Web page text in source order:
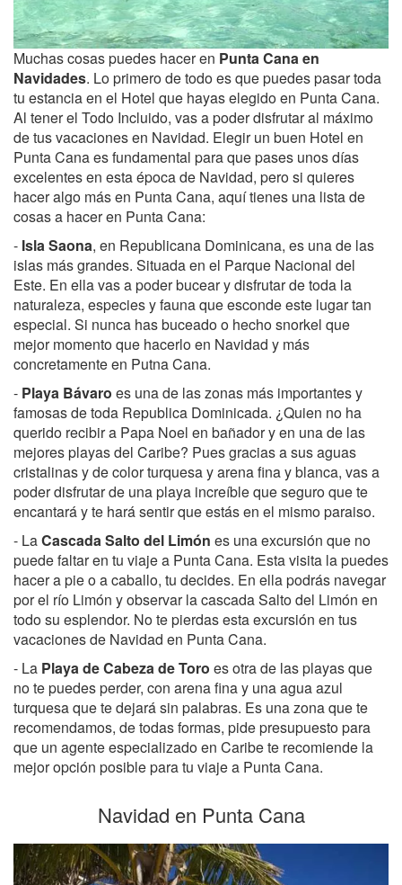
Muchas cosas puedes hacer en Punta Cana en
Navidades. Lo primero de todo es que puedes pasar toda
tu estancia en el Hotel que hayas elegido en Punta Cana.
Al tener el Todo Incluido, vas a poder disfrutar al máximo
de tus vacaciones en Navidad. Elegir un buen Hotel en
Punta Cana es fundamental para que pases unos días
excelentes en esta época de Navidad, pero si quieres
hacer algo más en Punta Cana, aquí tienes una lista de
cosas a hacer en Punta Cana:
- Isla Saona, en Republicana Dominicana, es una de las
islas más grandes. Situada en el Parque Nacional del
Este. En ella vas a poder bucear y disfrutar de toda la
naturaleza, especies y fauna que esconde este lugar tan
especial. Si nunca has buceado o hecho snorkel que
mejor momento que hacerlo en Navidad y más
concretamente en Putna Cana.
- Playa Bávaro es una de las zonas más importantes y
famosas de toda Republica Dominicada. ¿Quien no ha
querido recibir a Papa Noel en bañador y en una de las
mejores playas del Caribe? Pues gracias a sus aguas
cristalinas y de color turquesa y arena fina y blanca, vas a
poder disfrutar de una playa increíble que seguro que te
encantará y te hará sentir que estás en el mismo paraiso.
- LaCascada Salto del Limón es una excursión que no
puede faltar en tu viaje a Punta Cana. Esta visita la puedes
hacer a pie o a caballo, tu decides. En ella podrás navegar
por el río Limón y observar la cascada Salto del Limón en
todo su esplendor. No te pierdas esta excursión en tus
vacaciones de Navidad en Punta Cana.
- La Playa de Cabeza de Toro es otra de las playas que
no te puedes perder, con arena fina y una agua azul
turquesa que te dejará sin palabras. Es una zona que te
recomendamos, de todas formas, pide presupuesto para
que un agente especializado en Caribe te recomiende la
mejor opción posible para tu viaje a Punta Cana.
Navidad en Punta Cana